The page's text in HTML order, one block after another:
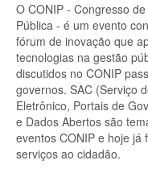
O CONIP - Congresso
Pública - é um evento
fórum de inovação que
tecnologias na gestão
discutidos no CONIP
governos. SAC (Serviço
Eletrônico, Portais de
e Dados Abertos são
eventos CONIP e hoje já
serviços ao cidadão.